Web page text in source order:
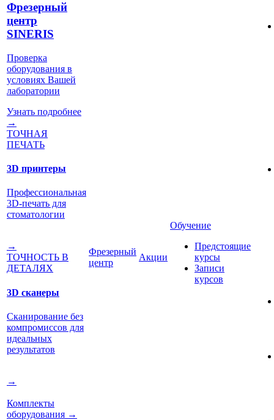
Фрезерный
центр
SINERIS
Проверка
оборудования в
условиях Вашей
лаборатории
Узнать подробнее
→
ТОЧНАЯ
ПЕЧАТЬ
3D принтеры
Профессиональная
3D-печать для
стоматологии
→
ТОЧНОСТЬ В
ДЕТАЛЯХ
3D сканеры
Сканирование без
компромиссов для
идеальных
результатов
→
Комплекты
оборудования →
Фрезерный
центр
Акции
Обучение
Предстоящие
курсы
Записи
курсов